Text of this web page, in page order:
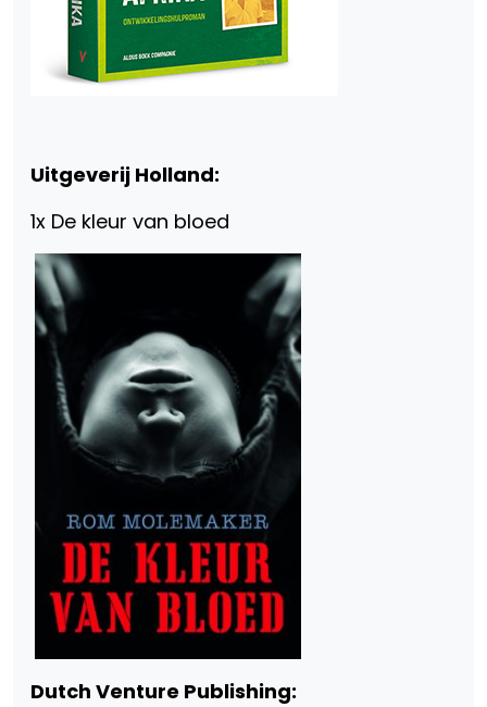
Uitgeverij Holland:
1x De kleur van bloed
Dutch Venture Publishing: